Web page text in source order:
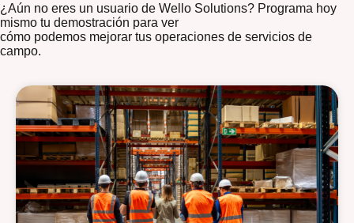
¿Aún no eres un usuario de Wello Solutions? Programa hoy
mismo tu demostración para ver
cómo podemos mejorar tus operaciones de servicios de
campo.